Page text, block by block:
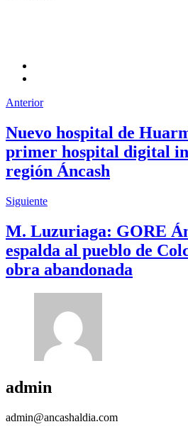
Anterior
Nuevo hospital de
primer hospital digital
región Áncash
Siguiente
M. Luzuriaga: GORE
espalda al pueblo de
obra abandonada
admin
admin@ancashaldia.com